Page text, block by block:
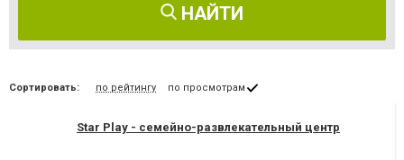
НАЙТИ
Сортировать: по рейтингу по просмотрам
Star Play - семейно-развлекательный центр